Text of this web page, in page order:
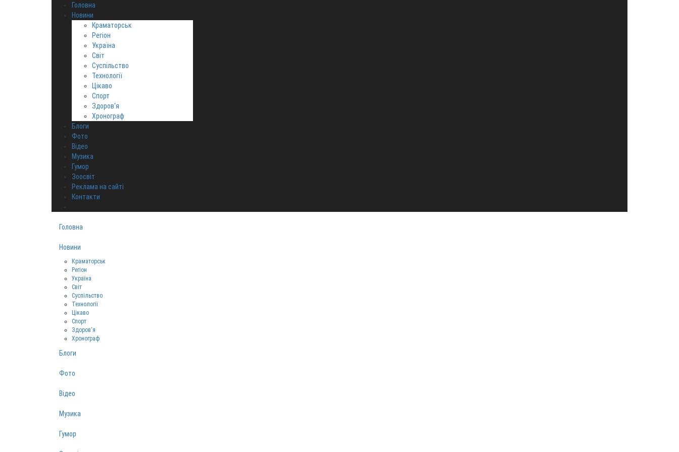
Головна
Новини
Краматорськ
Регіон
Україна
Світ
Суспільство
Технології
Цікаво
Спорт
Здоров‘я
Хронограф
Блоги
Фото
Відео
Музика
Гумор
Зоосвіт
Реклама на сайті
Контакти
Головна
Новини
Краматорськ
Регіон
Україна
Світ
Суспільство
Технології
Цікаво
Спорт
Здоров‘я
Хронограф
Блоги
Фото
Відео
Музика
Гумор